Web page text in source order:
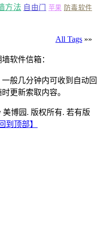
方法 自由门 苹果 防毒软件
All Tags »»
软件信箱：
般几分钟内可收到自动回
更新索取内容。
美博园. 版权所有. 若有版
到顶部】